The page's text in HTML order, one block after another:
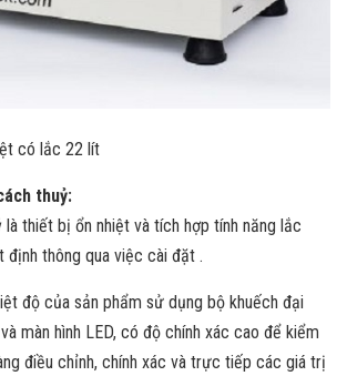
có lắc 22 lít
thuỷ:
thiết bị ổn nhiệt và tích hợp tính năng lắc
định thông qua việc cài đặt .
độ của sản phẩm sử dụng bộ khuếch đại
màn hình LED, có độ chính xác cao để kiểm
điều chỉnh, chính xác và trực tiếp các giá trị